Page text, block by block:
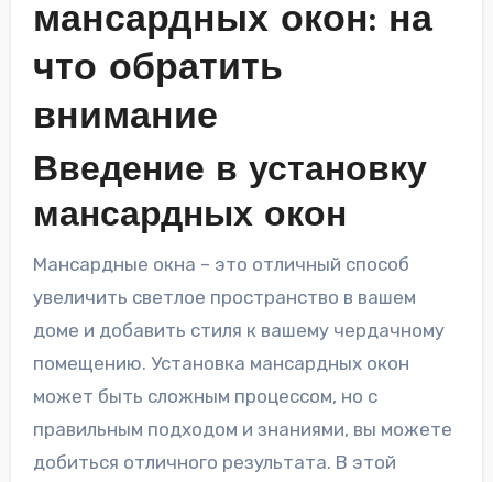
мансардных окон: на
что обратить
внимание
Введение в установку
мансардных окон
Мансардные окна – это отличный способ
увеличить светлое пространство в вашем
доме и добавить стиля к вашему чердачному
помещению. Установка мансардных окон
может быть сложным процессом, но с
правильным подходом и знаниями, вы можете
добиться отличного результата. В этой